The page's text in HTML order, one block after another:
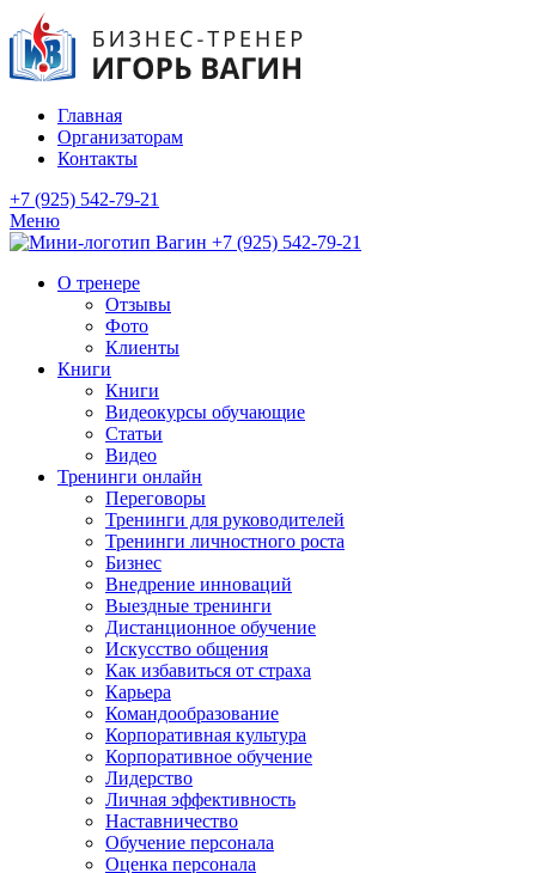
Главная
Организаторам
Контакты
+7 (925) 542-79-21
Меню
+7 (925) 542-79-21
О тренере
Отзывы
Фото
Клиенты
Книги
Книги
Видеокурсы обучающие
Статьи
Видео
Тренинги онлайн
Переговоры
Тренинги для руководителей
Тренинги личностного роста
Бизнес
Внедрение инноваций
Выездные тренинги
Дистанционное обучение
Искусство общения
Как избавиться от страха
Карьера
Командообразование
Корпоративная культура
Корпоративное обучение
Лидерство
Личная эффективность
Наставничество
Обучение персонала
Оценка персонала